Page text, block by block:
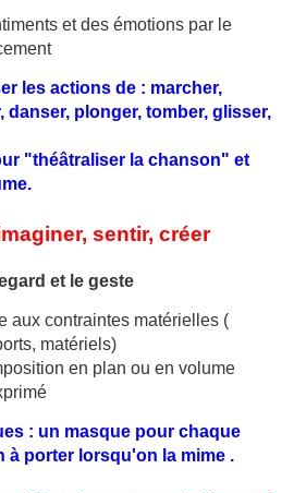
et des émotions par le
les actions de : marcher,
danser, plonger, tomber, glisser,
"théâtraliser la chanson" et
sentir, créer
et le geste
aux contraintes matérielles (
matériels)
en plan ou en volume
: un masque pour chaque
à porter lorsqu'on la mime .